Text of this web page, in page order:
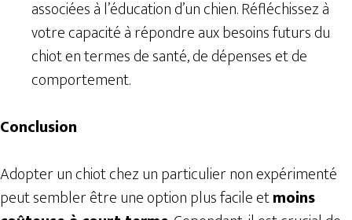
associées à l’éducation d’un chien. Réfléchissez à
votre capacité à répondre aux besoins futurs du
chiot en termes de santé, de dépenses et de
comportement.
Conclusion
Adopter un chiot chez un particulier non expérimenté
peut sembler être une option plus facile etmoins